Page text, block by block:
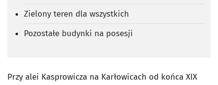
Zielony teren dla wszystkich
Pozostałe budynki na posesji
Przy alei Kasprowicza na Karłowicach od końca XIX